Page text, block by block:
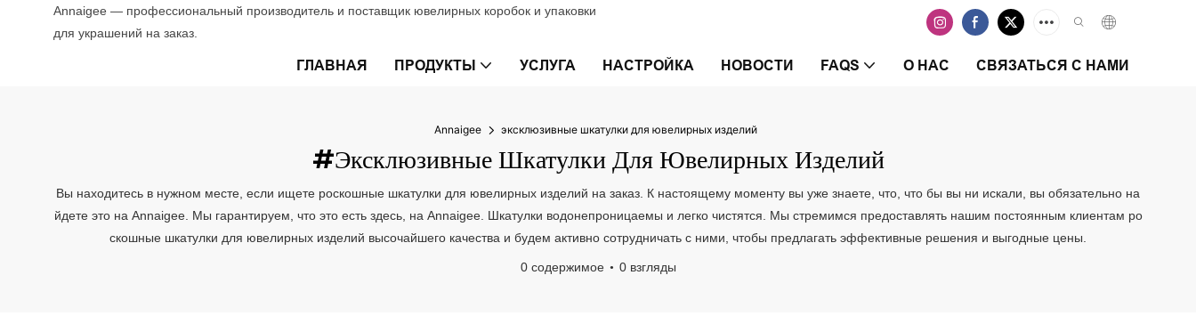
Annaigee — профессиональный производитель и поставщик ювелирных коробок и упаковки
для украшений на заказ.
ГЛАВНАЯ ПРОДУКТЫ УСЛУГА НАСТРОЙКА НОВОСТИ FAQS О НАС СВЯЗАТЬСЯ С НАМИ
Annaigee эксклюзивные шкатулки для ювелирных изделий
#эксклюзивные Шкатулки Для Ювелирных Изделий
Вы находитесь в нужном месте, если ищете роскошные шкатулки для ювелирных изделий на заказ. К настоящему моменту вы уже знаете, что, что бы вы ни искали, вы обязательно на
йдете это на Annaigee. Мы гарантируем, что это есть здесь, на Annaigee. Шкатулки водонепроницаемы и легко чистятся. Мы стремимся предоставлять нашим постоянным клиентам ро
скошные шкатулки для ювелирных изделий высочайшего качества и будем активно сотрудничать с ними, чтобы предлагать эффективные решения и выгодные цены.
0 содержимое 0 взгляды